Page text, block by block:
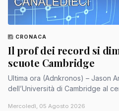
CRONACA
Il prof dei record si
scuote Cambridge
Ultima ora (Adnkronos) – Jason Arday, 41enne professore
dell’Università di Cambridge al
Mercoledì, 05 Agosto 2026